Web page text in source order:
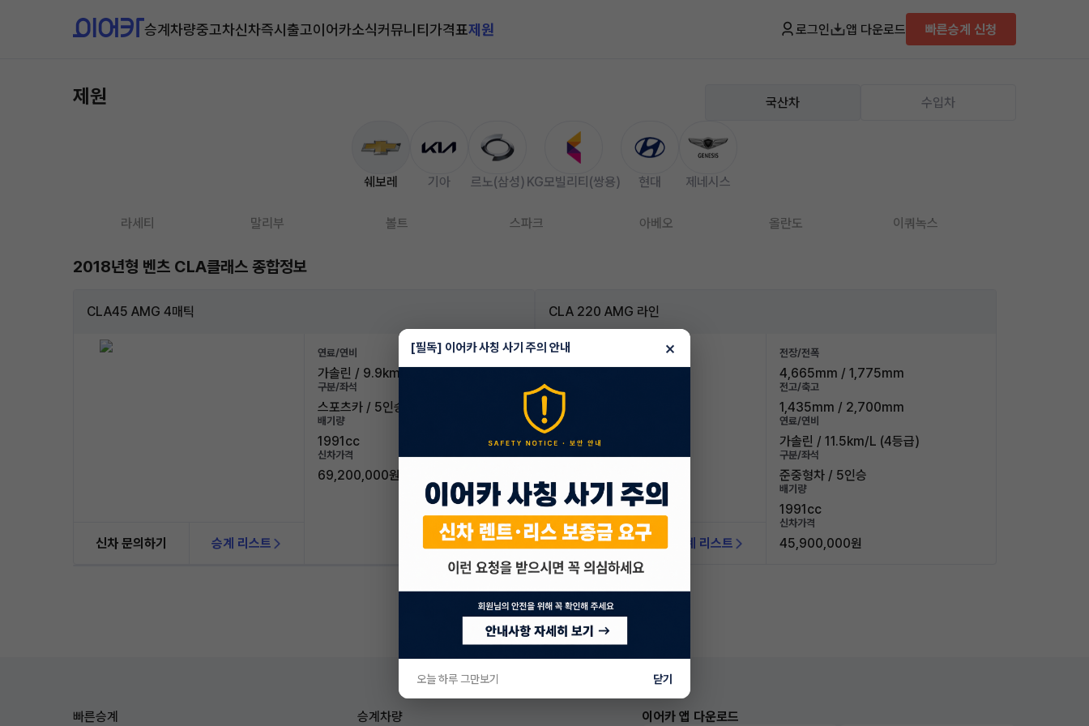
승계차량중고차신차즉시출고이어카소식커뮤니티가격표제원 로그인 앱 다운로드 빠른승계 신청
제원 국산차 수입차
쉐보레 기아 르노(삼성) KG모빌리티(쌍용) 현대 제네시스
라세티 말리부 볼트 스파크 아베오 올란도 이쿼녹스
2018년형 벤츠 CLA클래스 종합정보
CLA45 AMG 4매틱
연료/연비
가솔린 / 9.9km/L (4등급)
구분/좌석
스포츠카 / 5인승
배기량
1991cc
신차가격
69,200,000원
신차 문의하기 승계 리스트
CLA 220 AMG 라인
전장/전폭
4,665mm / 1,775mm
전고/축고
1,435mm / 2,700mm
연료/연비
가솔린 / 11.5km/L (4등급)
구분/좌석
준중형차 / 5인승
배기량
1991cc
신차가격
45,900,000원
신차 문의하기 승계 리스트
빠른승계
승계차량
이어카 앱 다운로드
[필독] 이어카 사칭 사기 주의 안내 ×
오늘 하루 그만보기 닫기